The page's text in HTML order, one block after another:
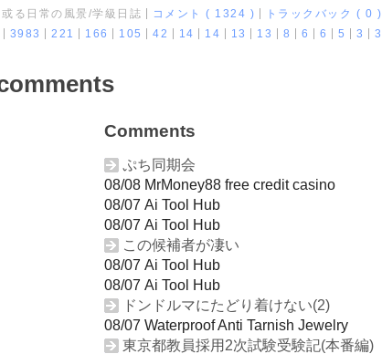
或る日常の風景/学級日誌 コメント ( 1324 )
トラックバック ( 0 )
3983 221 166 105 42 14 14 13 13 8 6 6 5 3 3
Comments
ぷち同期会
08/08 MrMoney88 free credit casino
08/07 Ai Tool Hub
08/07 Ai Tool Hub
この候補者が凄い
08/07 Ai Tool Hub
08/07 Ai Tool Hub
ドンドルマにたどり着けない(2)
08/07 Waterproof Anti Tarnish Jewelry
東京都教員採用2次試験受験記(本番編)